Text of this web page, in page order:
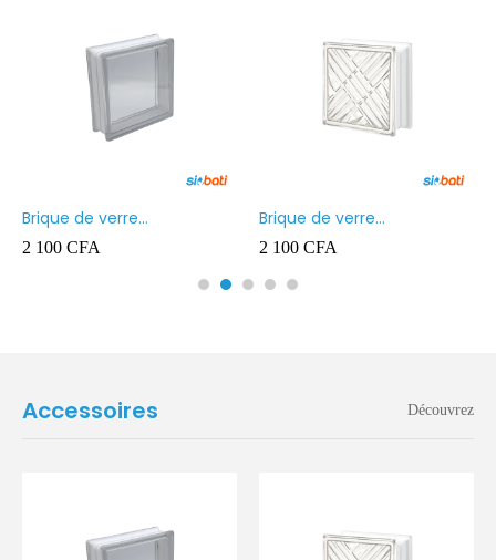
Brique de verre
190X190X80MM Transparent
2 100 CFA
Brique de verre
190X190X80MM CROSS
2 100 CFA
Accessoires Découvrez